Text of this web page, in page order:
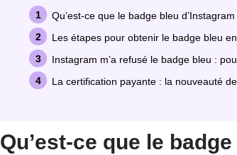
Qu’est-ce que le badge bleu d’Instagram
Les étapes pour obtenir le badge bleu
Instagram m’a refusé le badge bleu :
La certification payante : la nouveauté
Qu’est-ce que le